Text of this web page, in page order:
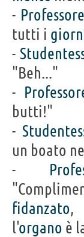
- Professore
tutti i
-
"Beh..."
-
butti!"
-
un boato
-
fidanzato,
l'organo è